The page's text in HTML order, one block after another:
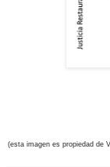
(esta imagen es propiedad de